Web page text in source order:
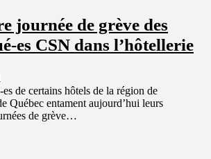
journée de grève des
es CSN dans l’hôtellerie
de certains hôtels de la région de
Québec entament aujourd’hui leurs
de grève…